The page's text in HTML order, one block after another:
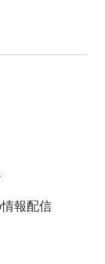
情報配信